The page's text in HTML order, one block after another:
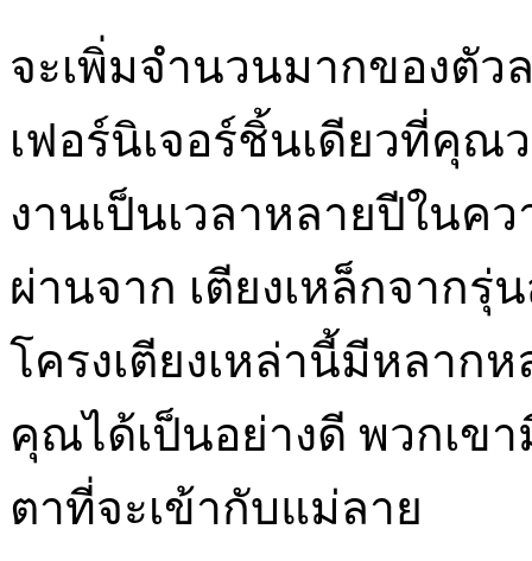
จะเพิ่มจำนวนมากของตัว
เฟอร์นิเจอร์ชิ้นเดียวที่คุ
งานเป็นเวลาหลายปีในคว
ผ่านจาก เตียงเหล็กจากรุ่
โครงเตียงเหล่านี้มีหลาก
คุณได้เป็นอย่างดี พวกเข
ตาที่จะเข้ากับแม่ลาย